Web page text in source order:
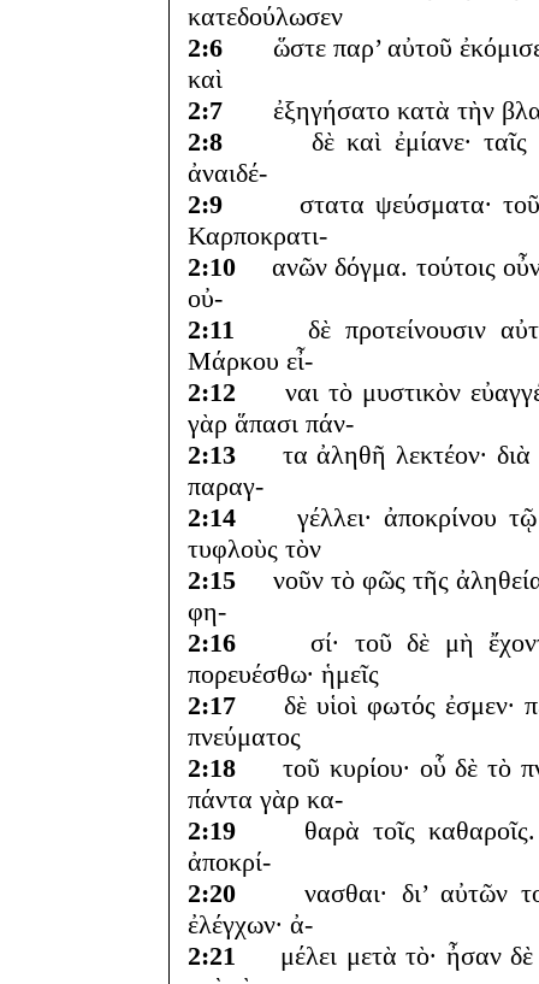
κατεδούλωσεν
2:6 ὥστε παρ’ αὐτοῦ
καὶ
2:7 ἐξηγήσατο κατὰ τὴν
2:8 δὲ καὶ ἐμίανε· ταῖς
ἀναιδέ-
2:9 στατα ψεύσματα· τοῦ
Καρποκρατι-
2:10 ανῶν δόγμα. τούτοις
οὐ-
2:11
δὲ προτείνουσιν
Μάρκου εἶ-
2:12 ναι τὸ μυστικὸν
γὰρ ἅπασι πάν-
2:13 τα ἀληθῆ λεκτέον· διὰ
παραγ-
2:14 γέλλει· ἀποκρίνου τῷ
τυφλοὺς τὸν
2:15 νοῦν τὸ φῶς τῆς
φη-
2:16 σί· τοῦ δὲ μὴ
πορευέσθω· ἡμεῖς
2:17 δὲ υἱοὶ φωτός ἐσμεν·
πνεύματος
2:18 τοῦ κυρίου· οὗ δὲ τὸ
πάντα γὰρ κα-
2:19 θαρὰ τοῖς καθαροῖς.
ἀποκρί-
2:20 νασθαι· δι’ αὐτῶν
ἐλέγχων· ἀ-
2:21
μέλει μετὰ τὸ· ἦσαν δὲ